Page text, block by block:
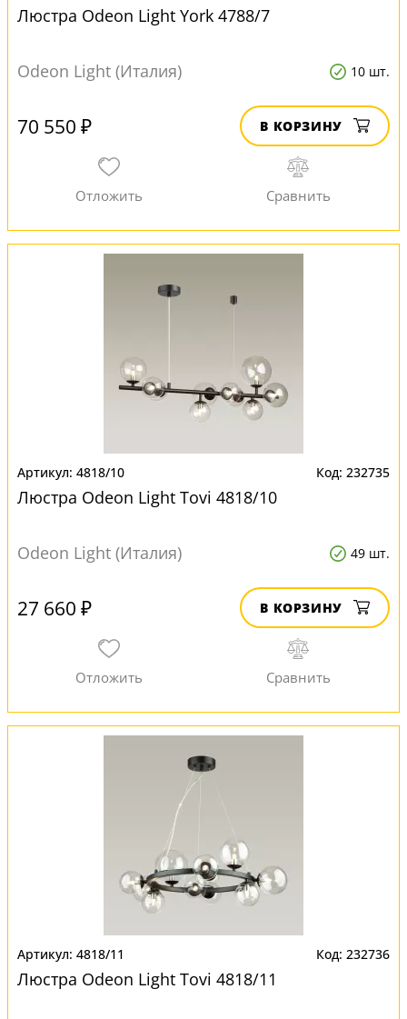
Люстра Odeon Light York 4788/7
Odeon Light (Италия) 10 шт.
70 550 ₽ В КОРЗИНУ
4818/10 232735
Люстра Odeon Light Tovi 4818/10
Odeon Light (Италия) 49 шт.
27 660 ₽ В КОРЗИНУ
4818/11 232736
Люстра Odeon Light Tovi 4818/11